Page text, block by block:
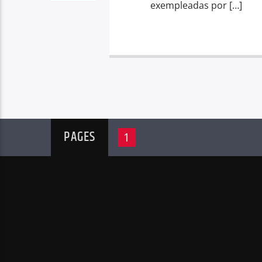
exempleadas por […]
PAGES 1